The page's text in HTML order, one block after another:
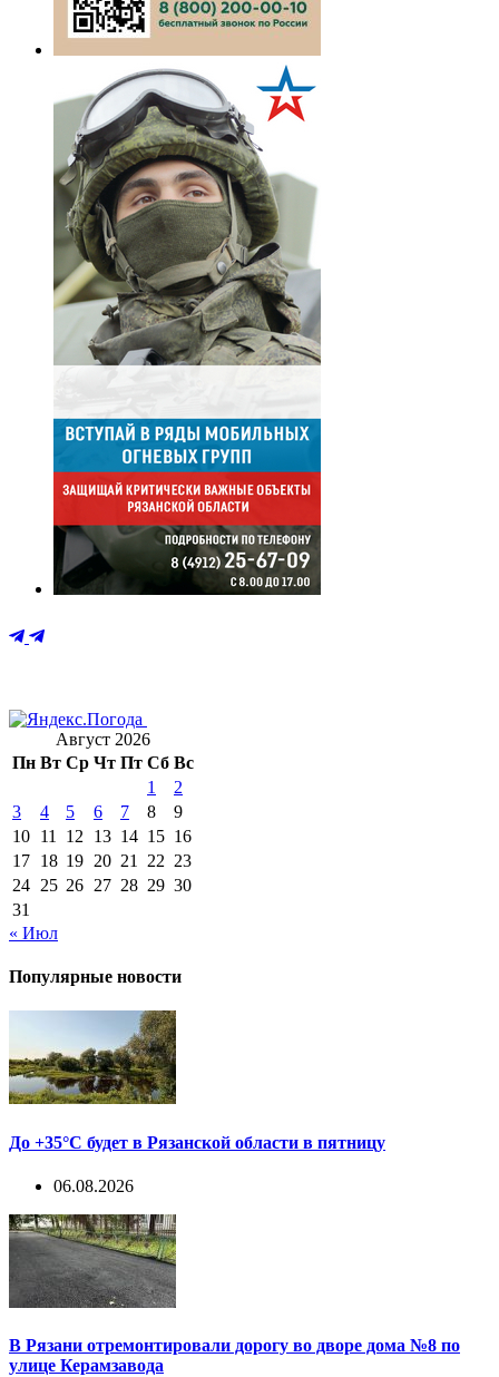
Август 2026
Пн Вт Ср Чт Пт Сб Вс
1
2
3
4 5 6 7 8
9
10 11 12 13 14 15 16
17 18 19 20 21 22 23
24 25 26 27 28 29 30
31
« Июл
Популярные новости
До +35°С будет в Рязанской области в пятницу
06.08.2026
В Рязани отремонтировали дорогу во дворе дома №8 по
улице Керамзавода